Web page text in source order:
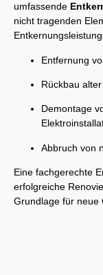
umfassende
nicht tragenden
Entfernung
Rückbau
Demontage
Abbruch von
Eine fachgerechte
erfolgreiche
Grundlage für neue